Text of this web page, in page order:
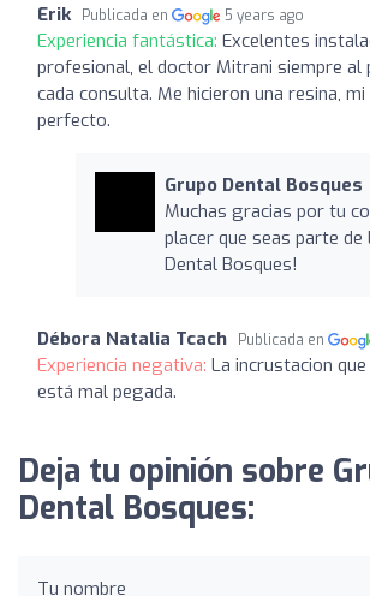
Erik Publicada en 5 years ago
Experiencia fantástica: Excelentes
profesional, el doctor Mitrani siempre al
cada consulta. Me hicieron una resina,
perfecto.
Grupo Dental Bosques
Muchas gracias por tu
placer que seas parte de
Dental Bosques!
Débora Natalia Tcach Publicada en
Experiencia negativa: La incrustacion
está mal pegada.
Deja tu opinión sobre
Dental Bosques:
Tu nombre